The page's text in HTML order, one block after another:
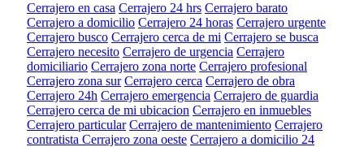
Cerrajero en casa Cerrajero 24 hrs Cerrajero barato
Cerrajero a domicilio Cerrajero 24 horas Cerrajero urgente
Cerrajero busco Cerrajero cerca de mi Cerrajero se busca
Cerrajero necesito Cerrajero de urgencia Cerrajero
domiciliario Cerrajero zona norte Cerrajero profesional
Cerrajero zona sur Cerrajero cerca Cerrajero de obra
Cerrajero 24h Cerrajero emergencia Cerrajero de guardia
Cerrajero cerca de mi ubicacion Cerrajero en inmuebles
Cerrajero particular Cerrajero de mantenimiento Cerrajero
contratista Cerrajero zona oeste Cerrajero a domicilio 24